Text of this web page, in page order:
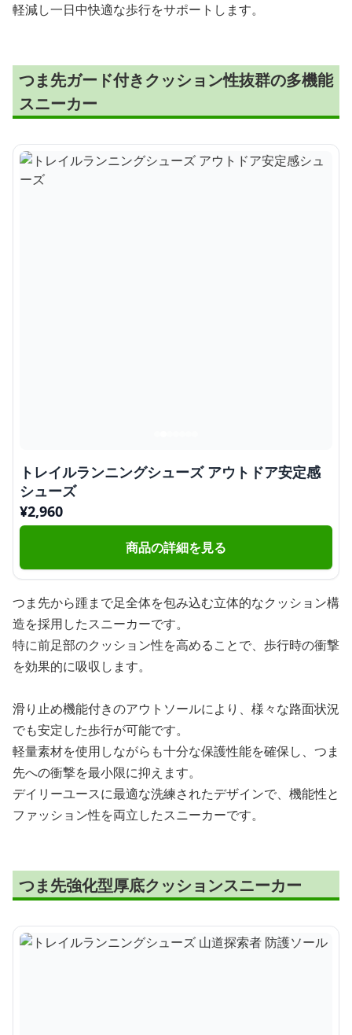
軽減し一日中快適な歩行をサポートします。
つま先ガード付きクッション性抜群の多機能
スニーカー
トレイルランニングシューズ アウトドア安定感
シューズ
¥2,960
商品の詳細を見る
つま先から踵まで足全体を包み込む立体的なクッション構
造を採用したスニーカーです。
特に前足部のクッション性を高めることで、歩行時の衝撃
を効果的に吸収します。
滑り止め機能付きのアウトソールにより、様々な路面状況
でも安定した歩行が可能です。
軽量素材を使用しながらも十分な保護性能を確保し、つま
先への衝撃を最小限に抑えます。
デイリーユースに最適な洗練されたデザインで、機能性と
ファッション性を両立したスニーカーです。
つま先強化型厚底クッションスニーカー